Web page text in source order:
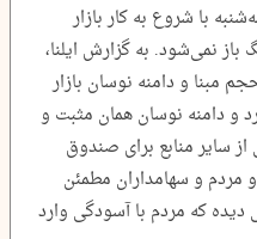
با شروع به کار بازار
نمی‌شود. به گزارش ایلنا،
مبنا و دامنه نوسان بازار
و دامنه نوسان همان مثبت و
از سایر منابع برای صندوق
مردم و سهامداران مطمئن
که مردم با آسودگی وارد